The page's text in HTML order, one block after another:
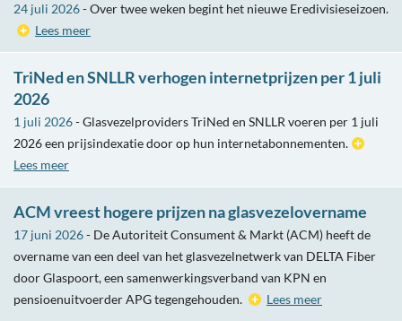
24 juli 2026- Over twee weken begint het nieuwe Eredivisieseizoen.
Lees meer
TriNed en SNLLR verhogen internetprijzen per 1 juli
2026
1 juli 2026- Glasvezelproviders TriNed en SNLLR voeren per 1 juli
2026 een prijsindexatie door op hun internetabonnementen.
Lees meer
ACM vreest hogere prijzen na glasvezelovername
17 juni 2026- De Autoriteit Consument & Markt (ACM) heeft de
overname van een deel van het glasvezelnetwerk van DELTA Fiber
door Glaspoort, een samenwerkingsverband van KPN en
pensioenuitvoerder APG tegengehouden.
Lees meer